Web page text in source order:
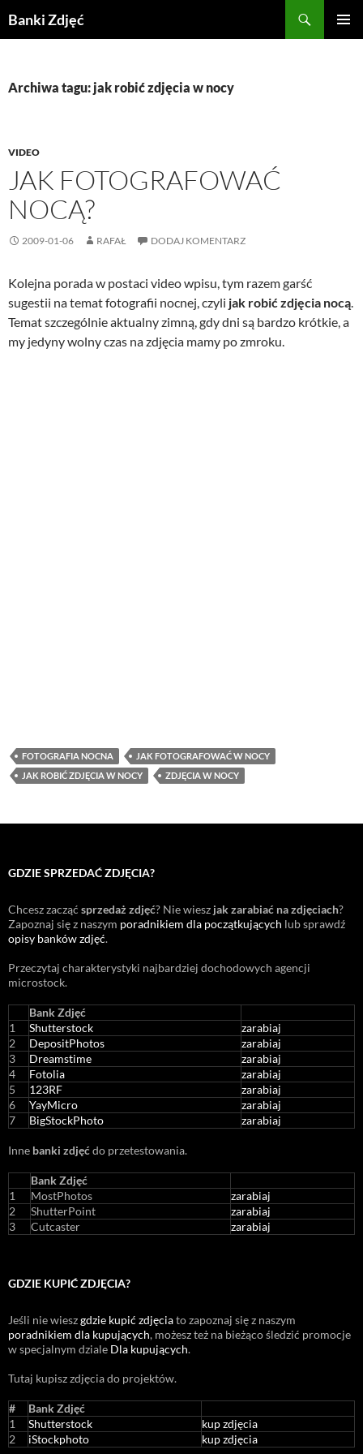
doBanki Zdjęć
Archiwa tagu: jak robić zdjęcia w nocy
VIDEO
JAK FOTOGRAFOWAĆ
NOCĄ?
2009-01-06 RAFAŁ DODAJ KOMENTARZ
Kolejna porada w postaci video wpisu, tym razem garść
sugestii na temat fotografii nocnej, czyli jak robić zdjęcia nocą.
Temat szczególnie aktualny zimną, gdy dni są bardzo krótkie, a
my jedyny wolny czas na zdjęcia mamy po zmroku.
FOTOGRAFIA NOCNA
JAK FOTOGRAFOWAĆ W NOCY
JAK ROBIĆ ZDJĘCIA W NOCY
ZDJĘCIA W NOCY
GDZIE SPRZEDAĆ ZDJĘCIA?
Chcesz zacząć sprzedaż zdjęć? Nie wiesz jak zarabiać na zdjęciach?
Zapoznaj się z naszym poradnikiem dla początkujących lub sprawdź
opisy banków zdjęć.
Przeczytaj charakterystyki najbardziej dochodowych agencji
microstock.
Bank Zdjęć
1
Shutterstock
zarabiaj
2
DepositPhotos
zarabiaj
3
Dreamstime
zarabiaj
4
Fotolia
zarabiaj
5
123RF
zarabiaj
6
YayMicro
zarabiaj
7
BigStockPhoto zarabiaj
Inne banki zdjęćdo przetestowania.
Bank Zdjęć
1
MostPhotos
zarabiaj
2
ShutterPoint
zarabiaj
3
Cutcaster zarabiaj
GDZIE KUPIĆ ZDJĘCIA?
Jeśli nie wieszgdzie kupić zdjęciato zapoznaj się z naszym
poradnikiem dla kupujących, możesz też na bieżąco śledzić promocje
w specjalnym dziale Dla kupujących.
Tutaj kupisz zdjęcia do projektów.
#
Bank Zdjęć
1
Shutterstock
kup zdjęcia
2
iStockphoto kup zdjęcia